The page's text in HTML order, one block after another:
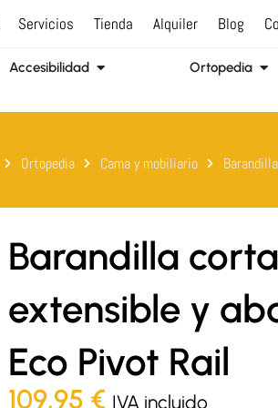
Servicios Tienda Alquiler Blog
Accesibilidad Abrir AccesibilidadOrtopedia
Ortopedia Cama y mobiliario
Barandilla
extensible y
Eco Pivot Rail
109,95 € IVA incluido